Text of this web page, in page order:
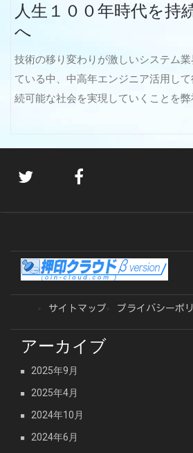
人生１００年時代を持
へ
技術の移り変わりが激しいシステム
ている中、中高年エンジニア活用し
続可能な社会を実現していくことを弊
サイトマップ プライバシーポ
アーカイブ
2025年9月
2025年4月
2024年10月
2024年6月